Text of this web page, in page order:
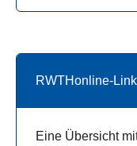
RWTHonline-Link
Eine Übersicht